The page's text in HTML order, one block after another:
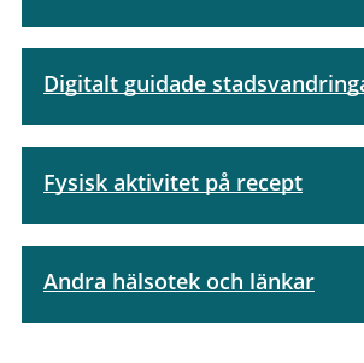
Digitalt guidade
Fysisk aktivitet på recept
Andra hälsotek och länkar